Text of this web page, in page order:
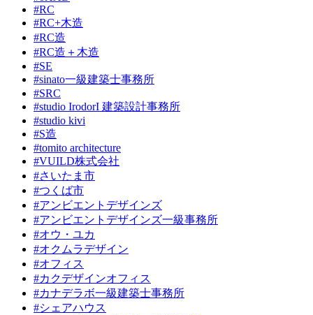
#RC
#RC+木造
#RC造
#RC造＋木造
#SE
#sinato一級建築士事務所
#SRC
#studio IrodorI 建築設計事務所
#studio kivi
#S造
#tomito architecture
#VUILD株式会社
#さいたま市
#つくば市
#アンビエントデザインズ
#アンビエントデザインズ一級事務所
#オウ・ユカ
#オクムラデザイン
#オフィス
#カクデザインオフィス
#カナデラボ一級建築士事務所
#シェアハウス